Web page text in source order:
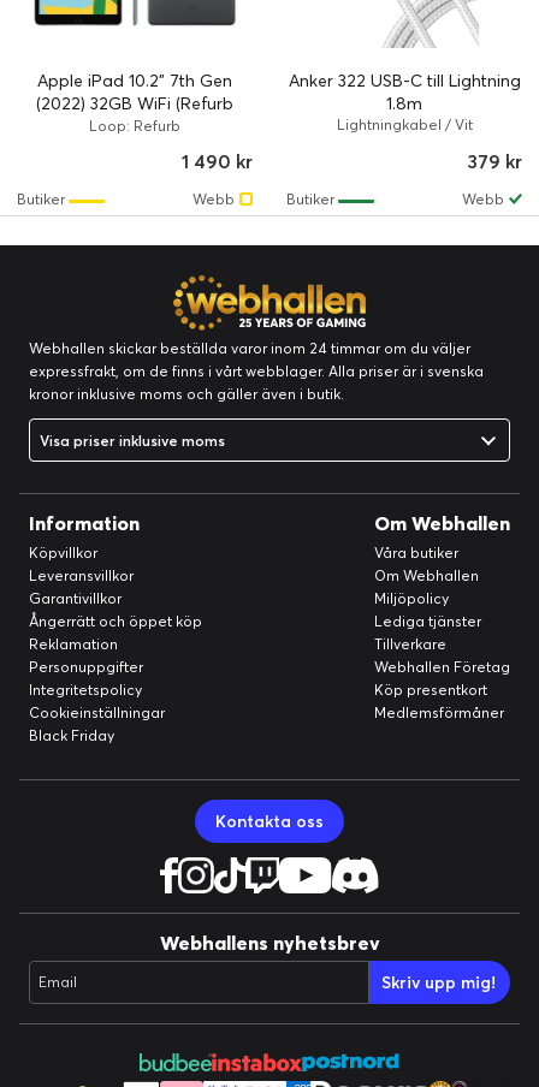
Apple iPad 10.2" 7th Gen
(2022) 32GB WiFi (Refurb
Grade A/B)
Loop: Refurb
1 490 kr
Webb
Butiker
Anker 322 USB-C till Lightning
1.8m
Lightningkabel / Vit
379 kr
Webb
Butiker
Webhallen skickar beställda varor inom 24 timmar om du väljer
expressfrakt, om de finns i vårt webblager. Alla priser är i svenska
kronor inklusive moms och gäller även i butik.
Visa priser inklusive moms
Information
Köpvillkor
Leveransvillkor
Garantivillkor
Ångerrätt och öppet köp
Reklamation
Personuppgifter
Integritetspolicy
Cookieinställningar
Black Friday
Om Webhallen
Våra butiker
Om Webhallen
Miljöpolicy
Lediga tjänster
Tillverkare
Webhallen Företag
Köp presentkort
Medlemsförmåner
Kontakta oss
Webhallens nyhetsbrev
Email Skriv upp mig!